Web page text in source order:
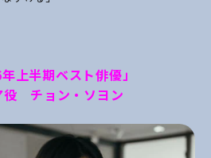
年上半期ベスト俳優」
役 チョン・ソヨン